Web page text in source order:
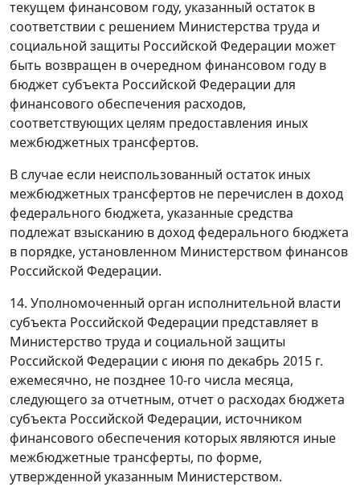
текущем финансовом году, указанный остаток в
соответствии с решением Министерства труда и
социальной защиты Российской Федерации может
быть возвращен в очередном финансовом году в
бюджет субъекта Российской Федерации для
финансового обеспечения расходов,
соответствующих целям предоставления иных
межбюджетных трансфертов.
В случае если неиспользованный остаток иных
межбюджетных трансфертов не перечислен в доход
федерального бюджета, указанные средства
подлежат взысканию в доход федерального бюджета
в порядке, установленном Министерством финансов
Российской Федерации.
14. Уполномоченный орган исполнительной власти
субъекта Российской Федерации представляет в
Министерство труда и социальной защиты
Российской Федерации с июня по декабрь 2015 г.
ежемесячно, не позднее 10-го числа месяца,
следующего за отчетным, отчет о расходах бюджета
субъекта Российской Федерации, источником
финансового обеспечения которых являются иные
межбюджетные трансферты, по форме,
утвержденной указанным Министерством.